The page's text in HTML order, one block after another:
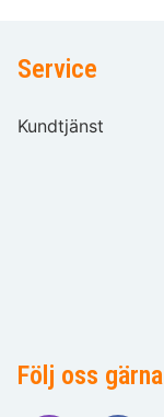
Service
Kundtjänst
Följ oss gärna